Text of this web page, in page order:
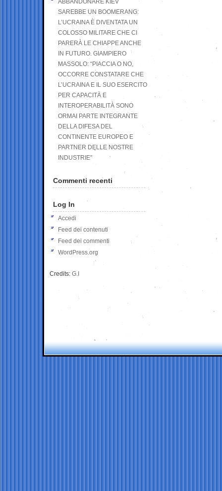
ABBANDONARE KIEV
SAREBBE UN BOOMERANG:
L’UCRAINA È DIVENTATA UN
COLOSSO MILITARE CHE CI
PARERÀ LE CHIAPPE ANCHE
IN FUTURO. GIAMPIERO
MASSOLO: “PIACCIA O NO,
OCCORRE CONSTATARE CHE
L’UCRAINA E IL SUO ESERCITO
PER CAPACITÀ E
INTEROPERABILITÀ SONO
ORMAI PARTE INTEGRANTE
DELLA DIFESA DEL
CONTINENTE EUROPEO E
PARTNER DELLE NOSTRE
INDUSTRIE”
Commenti recenti
Log In
Accedi
Feed dei contenuti
Feed dei commenti
WordPress.org
Credits: G.I